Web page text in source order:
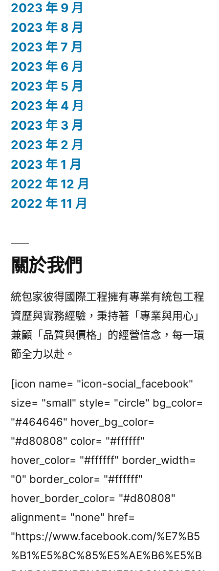
2023 年 9 月
2023 年 8 月
2023 年 7 月
2023 年 6 月
2023 年 5 月
2023 年 4 月
2023 年 3 月
2023 年 2 月
2023 年 1 月
2022 年 12 月
2022 年 11 月
關於我們
統包家彼得國際工程擁有專業有統包工程
資歷與實務經驗，秉持著「專業與用心」
兼顧「品質與價格」的經營信念，每一環
節全力以赴。
[icon name= "icon-social_facebook"
size= "small" style= "circle" bg_color=
"#464646" hover_bg_color=
"#d80808" color= "#ffffff"
hover_color= "#ffffff" border_width=
"0" border_color= "#ffffff"
hover_border_color= "#d80808"
alignment= "none" href=
"https://www.facebook.com/%E7%B5
%B1%E5%8C%85%E5%AE%B6%E5%B